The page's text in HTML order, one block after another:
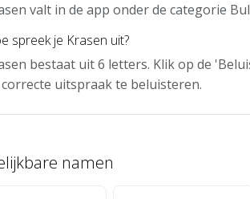
valt in de app onder de categorie
spreek je Krasen uit?
bestaat uit 6 letters. Klik op de
uitspraak te beluisteren.
namen